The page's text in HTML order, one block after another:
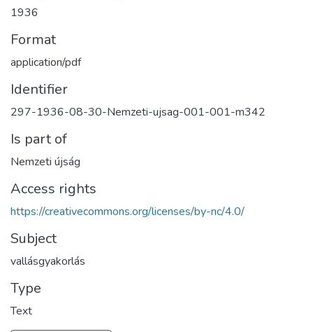
1936
Format
application/pdf
Identifier
297-1936-08-30-Nemzeti-ujsag-001-001-m342
Is part of
Nemzeti újság
Access rights
https://creativecommons.org/licenses/by-nc/4.0/
Subject
vallásgyakorlás
Type
Text